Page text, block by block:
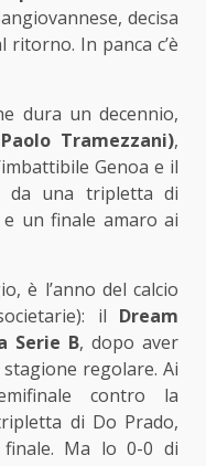
decisa
ritorno. In panca c’è
dura un decennio,
Paolo Tramezzani),
Genoa e il
da una tripletta di
un finale amaro ai
è l’anno del calcio
il Dream
Serie B, dopo aver
regolare. Ai
contro la
di Do Prado,
Ma lo 0-0 di